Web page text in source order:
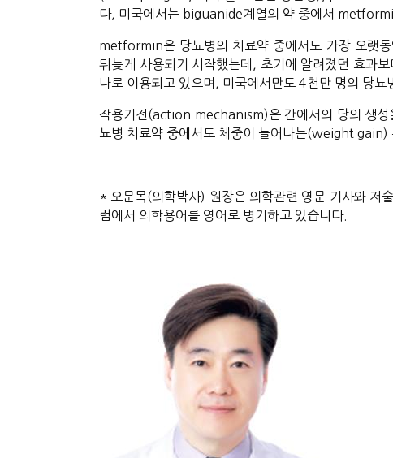
다, 미국에서는 biguanide계열의 약 중에서
metformin은 당뇨병의 치료약 중에서도 가장 오랫
뒤늦게 사용되기 시작했는데, 초기에 알려졌던 효과
나로 이용되고 있으며, 미국에서만도 4천만 명의 당뇨
작용기전(action mechanism)은 간에서의 당의 생
뇨병 치료약 중에서도 체중이 늘어나는(weight gain)
* 오문목(의학박사) 원장은 의학관련 영문 기사와 저
럼에서 의학용어를 영어로 병기하고 있습니다.